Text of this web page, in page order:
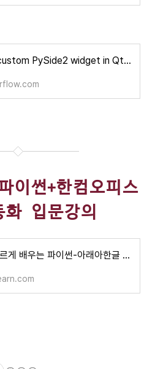
Using a custom PySide2 widget in Qt Designer
이썬+한컴오피스
화 입문강의
움짤로 빠르게 배우는 파이썬-아래아한글 자동화 레시피 - 인프런 | 강의